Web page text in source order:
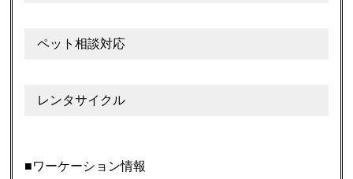
ペット相談対応
レンタサイクル
■ワーケーション情報